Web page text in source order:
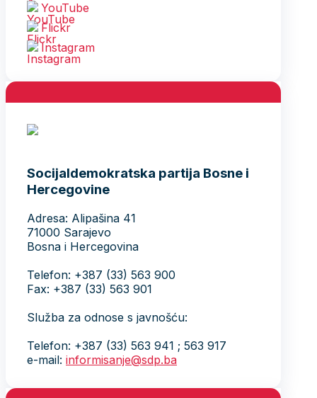
YouTube
Flickr
Instagram
Socijaldemokratska partija Bosne i
Hercegovine
Adresa: Alipašina 41
71000 Sarajevo
Bosna i Hercegovina
Telefon: +387 (33) 563 900
Fax: +387 (33) 563 901
Služba za odnose s javnošću:
Telefon: +387 (33) 563 941 ; 563 917
e-mail: informisanje@sdp.ba